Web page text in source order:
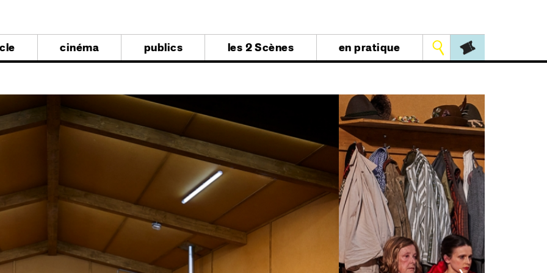
cinéma publics les 2 Scènes en pratique Outils